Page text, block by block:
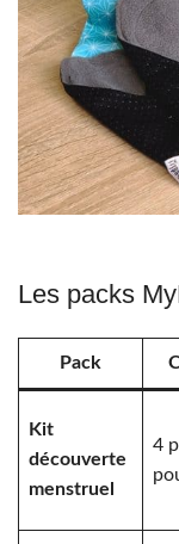
Les packs
Pack
Kit
découverte
menstruel
4